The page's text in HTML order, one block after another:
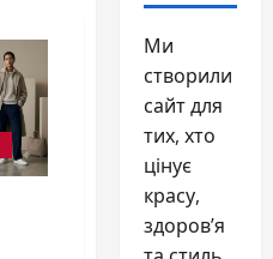
Ми
створили
сайт для
тих, хто
цінує
красу,
здоров’я